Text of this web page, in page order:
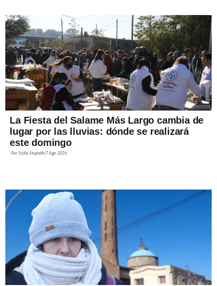
La Fiesta del Salame Más Largo cambia de
lugar por las lluvias: dónde se realizará
este domingo
PorSofía Stupiello 7 Ago 2026